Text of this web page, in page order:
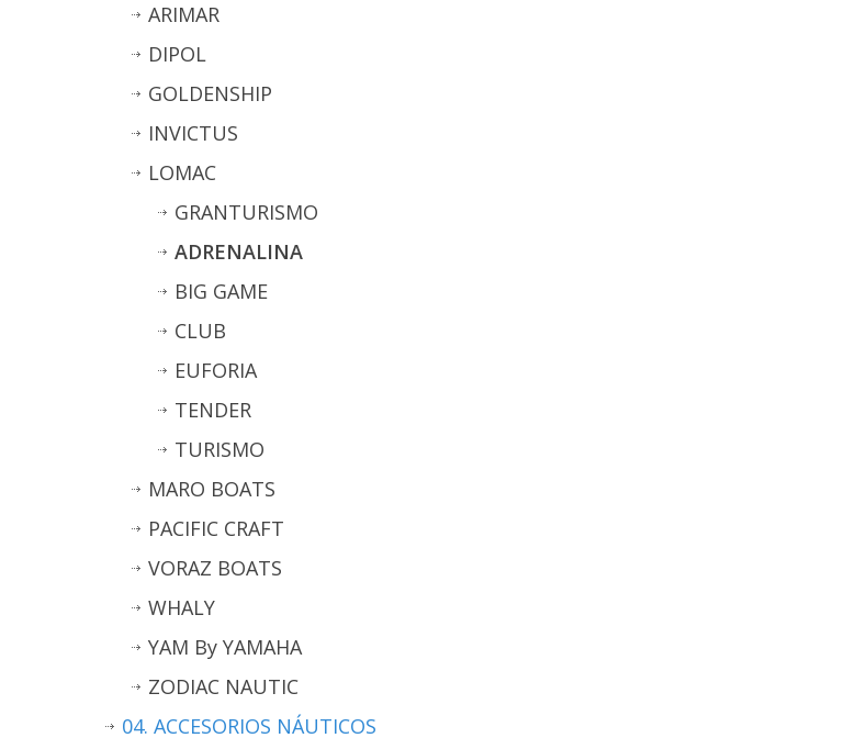
ARIMAR
DIPOL
GOLDENSHIP
INVICTUS
LOMAC
GRANTURISMO
ADRENALINA
BIG GAME
CLUB
EUFORIA
TENDER
TURISMO
MARO BOATS
PACIFIC CRAFT
VORAZ BOATS
WHALY
YAM By YAMAHA
ZODIAC NAUTIC
04. ACCESORIOS NÁUTICOS